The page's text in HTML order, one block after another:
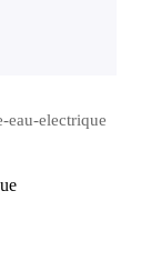
eau-electrique